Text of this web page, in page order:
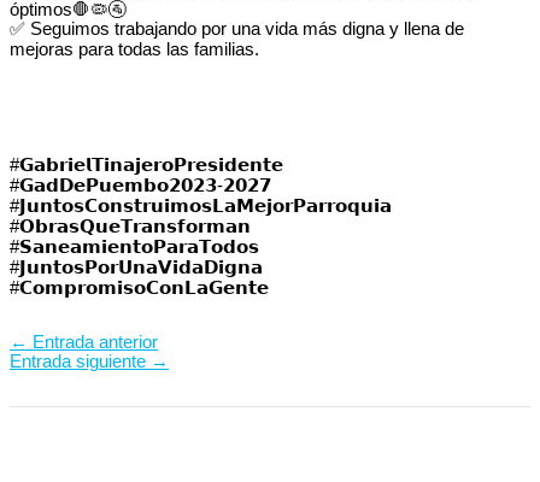
óptimos🛑🦠🚰
✅ Seguimos trabajando por una vida más digna y llena de
mejoras para todas las familias.
#𝗚𝗮𝗯𝗿𝗶𝗲𝗹𝗧𝗶𝗻𝗮𝗷𝗲𝗿𝗼𝗣𝗿𝗲𝘀𝗶𝗱𝗲𝗻𝘁𝗲⁣⁣⁣⁣⁣
#𝗚𝗮𝗱𝗗𝗲𝗣𝘂𝗲𝗺𝗯𝗼𝟮𝟬𝟮𝟯-𝟮𝟬𝟮𝟳⁣⁣⁣⁣⁣
#𝗝𝘂𝗻𝘁𝗼𝘀𝗖𝗼𝗻𝘀𝘁𝗿𝘂𝗶𝗺𝗼𝘀𝗟𝗮𝗠𝗲𝗷𝗼𝗿𝗣𝗮𝗿𝗿𝗼𝗾𝘂𝗶𝗮⁣⁣⁣⁣⁣
#𝗢𝗯𝗿𝗮𝘀𝗤𝘂𝗲𝗧𝗿𝗮𝗻𝘀𝗳𝗼𝗿𝗺𝗮𝗻
#𝗦𝗮𝗻𝗲𝗮𝗺𝗶𝗲𝗻𝘁𝗼𝗣𝗮𝗿𝗮𝗧𝗼𝗱𝗼𝘀​​
#𝗝𝘂𝗻𝘁𝗼𝘀𝗣𝗼𝗿𝗨𝗻𝗮𝗩𝗶𝗱𝗮𝗗𝗶𝗴𝗻𝗮
#𝗖𝗼𝗺𝗽𝗿𝗼𝗺𝗶𝘀𝗼𝗖𝗼𝗻𝗟𝗮𝗚𝗲𝗻𝘁𝗲
← Entrada anterior
Entrada siguiente →